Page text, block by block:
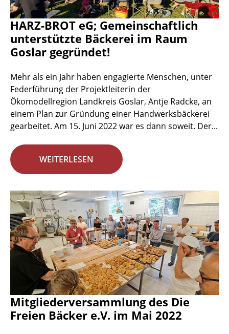
HARZ-BROT eG; Gemeinschaftlich
unterstützte Bäckerei im Raum
Goslar gegründet!
Mehr als ein Jahr haben engagierte Menschen, unter
Federführung der Projektleiterin der
Ökomodellregion Landkreis Goslar, Antje Radcke, an
einem Plan zur Gründung einer Handwerksbäckerei
gearbeitet. Am 15. Juni 2022 war es dann soweit. Der...
WEITERLESEN
Mitgliederversammlung des Die
Freien Bäcker e.V. im Mai 2022